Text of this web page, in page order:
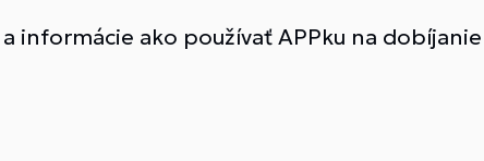
ako používať APPku na